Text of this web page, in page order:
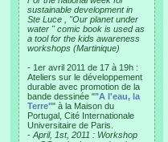
sustainable development in
Ste Luce , "Our planet under
water " comic book is used as
a tool for the kids awareness
workshops (Martinique)
- 1er avril 2011 de 17 à 19h :
Ateliers sur le développement
durable avec promotion de la
bande dessinée ""A l'eau, la
Terre"" à la Maison du
Portugal, Cité Internationale
Universitaire de Paris.
- April, 1st, 2011 : Workshop